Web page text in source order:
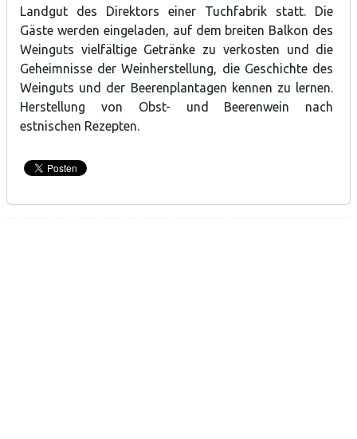
Landgut des Direktors einer Tuchfabrik statt. Die
Gäste werden eingeladen, auf dem breiten Balkon des
Weinguts vielfältige Getränke zu verkosten und die
Geheimnisse der Weinherstellung, die Geschichte des
Weinguts und der Beerenplantagen kennen zu lernen.
Herstellung von Obst- und Beerenwein nach
estnischen Rezepten.